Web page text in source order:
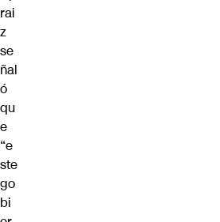
rai
z
se
ñal
ó
qu
e
“e
ste
go
bi